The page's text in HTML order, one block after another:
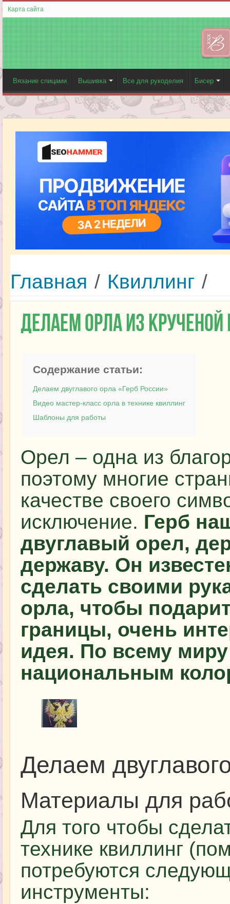
Карта сайта
Вязание спицами Вышивка Все для рукоделия Бисер
Главная / Квиллинг /
Делаем орла из крученой
Содержание статьи:
Делаем двуглавого орла «Герб России»
Видео мастер-класс орла в технике квиллинг
Шаблоны для работы
Орел – одна из
поэтому многие
качестве своего
исключение. Герб
двуглавый орел,
державу. Он
сделать своими
орла, чтобы
границы, очень
идея. По всему
национальным
Делаем
Материалы для
Для того чтобы
технике квиллинг
потребуются
инструменты: